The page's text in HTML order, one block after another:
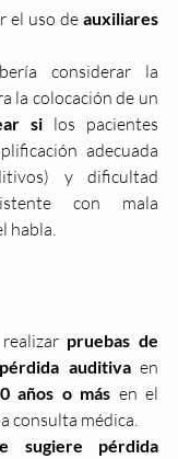
el uso de auxiliares
considerar la
si los pacientes
adecuada
y dificultad
con mala
habla.
pruebas de
auditiva en
años o más en el
consulta médica.
sugiere pérdida